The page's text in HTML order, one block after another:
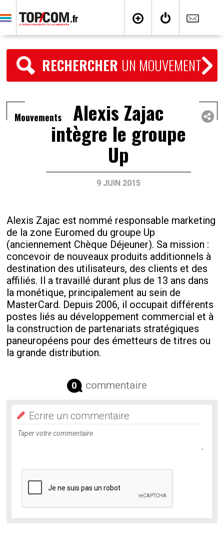
RECHERCHER UN MOUVEMENT
Mouvements Alexis Zajac
intègre le groupe
Up
9 JUIN 2015
Alexis Zajac est nommé responsable marketing
de la zone Euromed du groupe Up
(anciennement Chèque Déjeuner). Sa mission :
concevoir de nouveaux produits additionnels à
destination des utilisateurs, des clients et des
affiliés. Il a travaillé durant plus de 13 ans dans
la monétique, principalement au sein de
MasterCard. Depuis 2006, il occupait différents
postes liés au développement commercial et à
la construction de partenariats stratégiques
paneuropéens pour des émetteurs de titres ou
la grande distribution.
0 commentaire
Ecrire un commentaire